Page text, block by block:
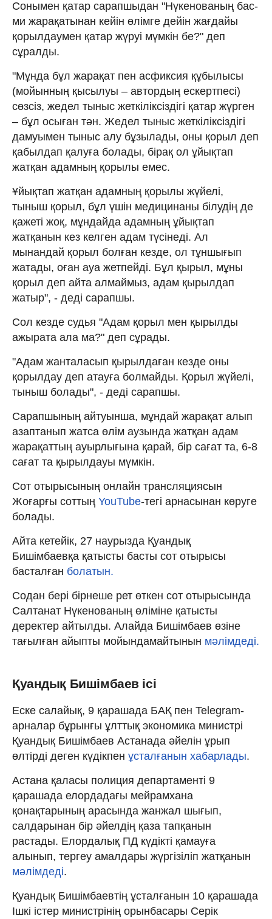
Сонымен қатар сарапшыдан "Нүкенованың бас-
ми жарақатынан кейін өлімге дейін жағдайы
қорылдаумен қатар жүруі мүмкін бе?" деп
сұралды.
"Мұнда бұл жарақат пен асфиксия құбылысы
(мойынның қысылуы – автордың ескертпесі)
сөзсіз, жедел тыныс жеткіліксіздігі қатар жүрген
– бұл осыған тән. Жедел тыныс жеткіліксіздігі
дамуымен тыныс алу бұзылады, оны қорыл деп
қабылдап қалуға болады, бірақ ол ұйықтап
жатқан адамның қорылы емес.
Ұйықтап жатқан адамның қорылы жүйелі,
тыныш қорыл, бұл үшін медицинаны білудің де
қажеті жоқ, мұндайда адамның ұйықтап
жатқанын кез келген адам түсінеді. Ал
мынандай қорыл болған кезде, ол тұншығып
жатады, оған ауа жетпейді. Бұл қырыл, мұны
қорыл деп айта алмаймыз, адам қырылдап
жатыр", - деді сарапшы.
Сол кезде судья "Адам қорыл мен қырылды
ажырата ала ма?" деп сұрады.
"Адам жанталасып қырылдаған кезде оны
қорылдау деп атауға болмайды. Қорыл жүйелі,
тыныш болады", - деді сарапшы.
Сарапшының айтуынша, мұндай жарақат алып
азаптанып жатса өлім аузында жатқан адам
жарақаттың ауырлығына қарай, бір сағат та, 6-8
сағат та қырылдауы мүмкін.
Сот отырысының онлайн трансляциясын
Жоғарғы соттың YouTube-тегі арнасынан көруге
болады.
Айта кетейік, 27 наурызда Қуандық
Бишімбаевқа қатысты басты сот отырысы
басталған болатын.
Содан бері бірнеше рет өткен сот отырысында
Салтанат Нүкенованың өліміне қатысты
деректер айтылды. Алайда Бишімбаев өзіне
тағылған айыпты мойындамайтынын мәлімдеді.
Қуандық Бишімбаев ісі
Еске салайық, 9 қарашада БАҚ пен Telegram-
арналар бұрынғы ұлттық экономика министрі
Қуандық Бишімбаев Астанада әйелін ұрып
өлтірді деген күдікпен ұсталғанын хабарлады.
Астана қаласы полиция департаменті 9
қарашада елордадағы мейрамхана
қонақтарының арасында жанжал шығып,
салдарынан бір әйелдің қаза тапқанын
растады. Елордалық ПД күдікті қамауға
алынып, тергеу амалдары жүргізіліп жатқанын
мәлімдеді.
Қуандық Бишімбаевтің ұсталғанын 10 қарашада
Ішкі істер министрінің орынбасары Серік